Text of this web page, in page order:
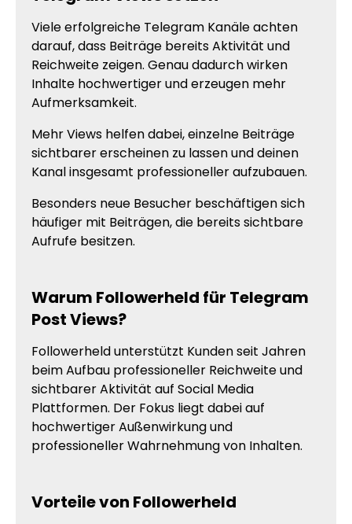
Viele erfolgreiche Telegram Kanäle achten
darauf, dass Beiträge bereits Aktivität und
Reichweite zeigen. Genau dadurch wirken
Inhalte hochwertiger und erzeugen mehr
Aufmerksamkeit.
Mehr Views helfen dabei, einzelne Beiträge
sichtbarer erscheinen zu lassen und deinen
Kanal insgesamt professioneller aufzubauen.
Besonders neue Besucher beschäftigen sich
häufiger mit Beiträgen, die bereits sichtbare
Aufrufe besitzen.
Warum Followerheld für Telegram
Post Views?
Followerheld unterstützt Kunden seit Jahren
beim Aufbau professioneller Reichweite und
sichtbarer Aktivität auf Social Media
Plattformen. Der Fokus liegt dabei auf
hochwertiger Außenwirkung und
professioneller Wahrnehmung von Inhalten.
Vorteile von Followerheld